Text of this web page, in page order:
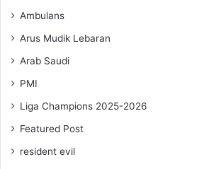
Ambulans
Arus Mudik Lebaran
Arab Saudi
PMI
Liga Champions 2025-2026
Featured Post
resident evil